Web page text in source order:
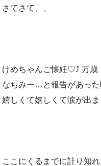
さてさて、、
けめちゃんご懐妊♡⤴ 万歳
なちみー…と報告があっ
嬉しくて嬉しくて涙が出
ここにくるまでに計り知